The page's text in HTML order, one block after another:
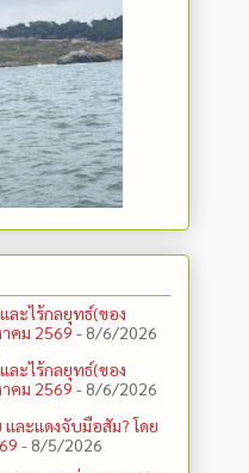
ละไร้กลยุทธ์(ของ
คม 2569 - 8/6/2026
ละไร้กลยุทธ์(ของ
คม 2569 - 8/6/2026
และแดงจับมือสัม? โดย
- 8/5/2026